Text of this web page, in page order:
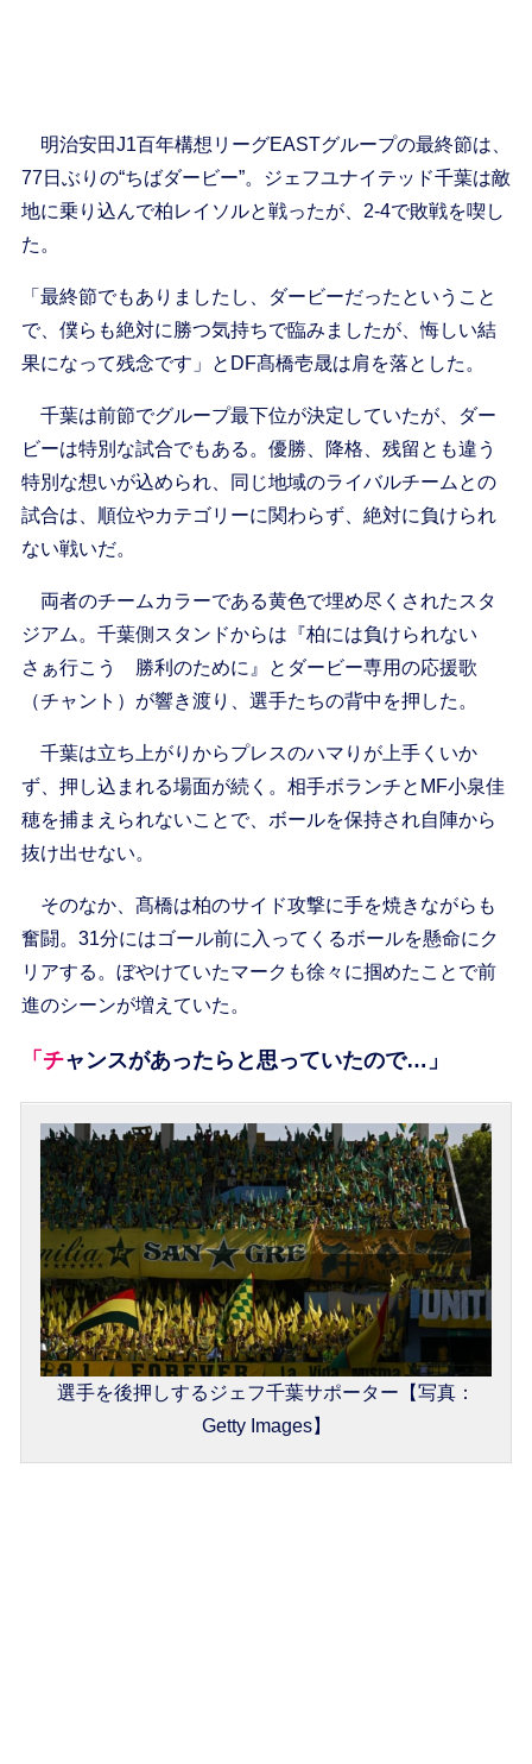
明治安田J1百年構想リーグEASTグループの最終節は、
77日ぶりの“ちばダービー”。ジェフユナイテッド千葉は敵
地に乗り込んで柏レイソルと戦ったが、2-4で敗戦を喫し
た。
「最終節でもありましたし、ダービーだったということ
で、僕らも絶対に勝つ気持ちで臨みましたが、悔しい結
果になって残念です」とDF髙橋壱晟は肩を落とした。
千葉は前節でグループ最下位が決定していたが、ダー
ビーは特別な試合でもある。優勝、降格、残留とも違う
特別な想いが込められ、同じ地域のライバルチームとの
試合は、順位やカテゴリーに関わらず、絶対に負けられ
ない戦いだ。
両者のチームカラーである黄色で埋め尽くされたスタ
ジアム。千葉側スタンドからは『柏には負けられない
さぁ行こう 勝利のために』とダービー専用の応援歌
（チャント）が響き渡り、選手たちの背中を押した。
千葉は立ち上がりからプレスのハマりが上手くいか
ず、押し込まれる場面が続く。相手ボランチとMF小泉佳
穂を捕まえられないことで、ボールを保持され自陣から
抜け出せない。
そのなか、髙橋は柏のサイド攻撃に手を焼きながらも
奮闘。31分にはゴール前に入ってくるボールを懸命にク
リアする。ぼやけていたマークも徐々に掴めたことで前
進のシーンが増えていた。
「チャンスがあったらと思っていたので…」
選手を後押しするジェフ千葉サポーター【写真：
Getty Images】